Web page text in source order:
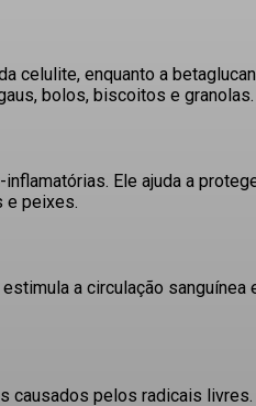
celulite, enquanto a
bolos, biscoitos e granolas.
Ele ajuda a
e peixes.
a circulação sanguínea
causados pelos radicais livres.